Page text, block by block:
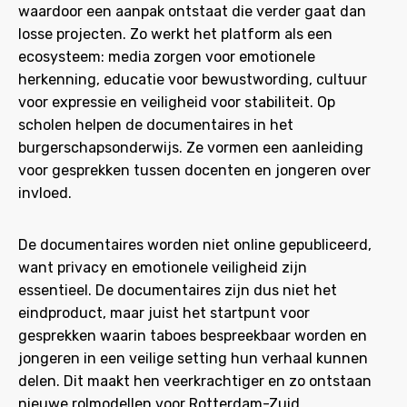
waardoor een aanpak ontstaat die verder gaat dan
losse projecten. Zo werkt het platform als een
ecosysteem: media zorgen voor emotionele
herkenning, educatie voor bewustwording, cultuur
voor expressie en veiligheid voor stabiliteit. Op
scholen helpen de documentaires in het
burgerschapsonderwijs. Ze vormen een aanleiding
voor gesprekken tussen docenten en jongeren over
invloed.
De documentaires worden niet online gepubliceerd,
want privacy en emotionele veiligheid zijn
essentieel. De documentaires zijn dus niet het
eindproduct, maar juist het startpunt voor
gesprekken waarin taboes bespreekbaar worden en
jongeren in een veilige setting hun verhaal kunnen
delen. Dit maakt hen veerkrachtiger en zo ontstaan